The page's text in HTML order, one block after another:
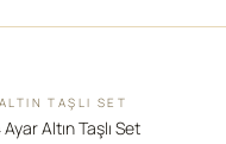
ALTIN TAŞLI SET
Ayar Altın Taşlı Set